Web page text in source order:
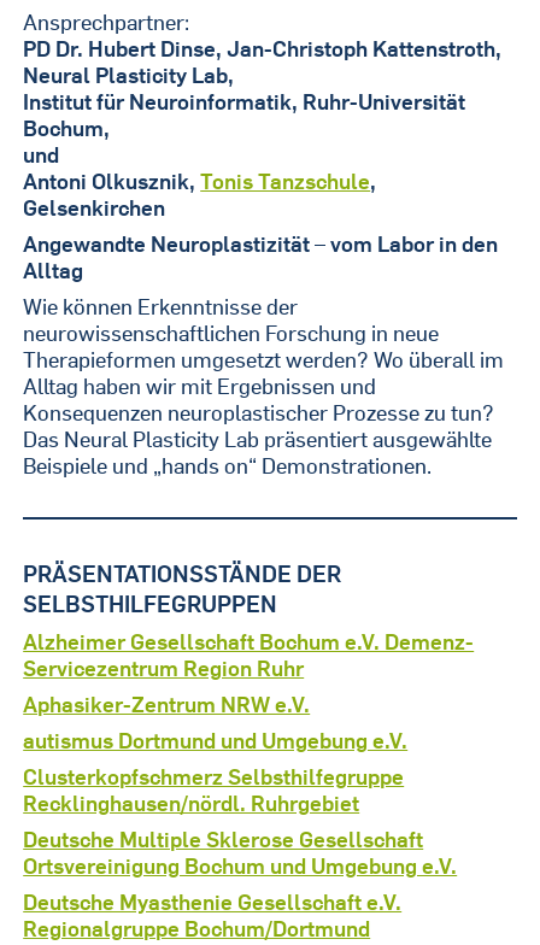
Ansprechpartner:
PD Dr. Hubert Dinse, Jan-Christoph Kattenstroth,
Neural Plasticity Lab,
Institut für Neuroinformatik, Ruhr-Universität
Bochum,
und
Antoni Olkusznik,Tonis Tanzschule,
Gelsenkirchen
Angewandte Neuroplastizität – vom Labor in den
Alltag
Wie können Erkenntnisse der
neurowissenschaftlichen Forschung in neue
Therapieformen umgesetzt werden? Wo überall im
Alltag haben wir mit Ergebnissen und
Konsequenzen neuroplastischer Prozesse zu tun?
Das Neural Plasticity Lab präsentiert ausgewählte
Beispiele und „hands on“ Demonstrationen.
PRÄSENTATIONSSTÄNDE DER
SELBSTHILFEGRUPPEN
Alzheimer Gesellschaft Bochum e.V. Demenz-
Servicezentrum Region Ruhr
Aphasiker-Zentrum NRW e.V.
autismus Dortmund und Umgebung e.V.
Clusterkopfschmerz Selbsthilfegruppe
Recklinghausen/nördl. Ruhrgebiet
Deutsche Multiple Sklerose Gesellschaft
Ortsvereinigung Bochum und Umgebung e.V.
Deutsche Myasthenie Gesellschaft e.V.
Regionalgruppe Bochum/Dortmund